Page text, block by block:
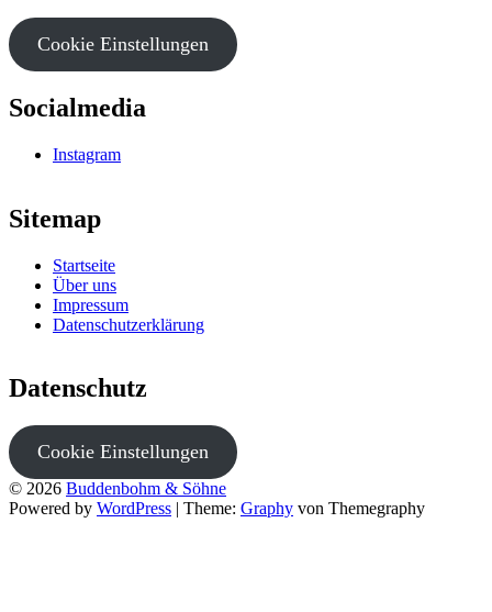
Cookie Einstellungen
Socialmedia
Instagram
Sitemap
Startseite
Über uns
Impressum
Datenschutzerklärung
Datenschutz
Cookie Einstellungen
© 2026 Buddenbohm & Söhne
Powered by WordPress | Theme: Graphy von Themegraphy